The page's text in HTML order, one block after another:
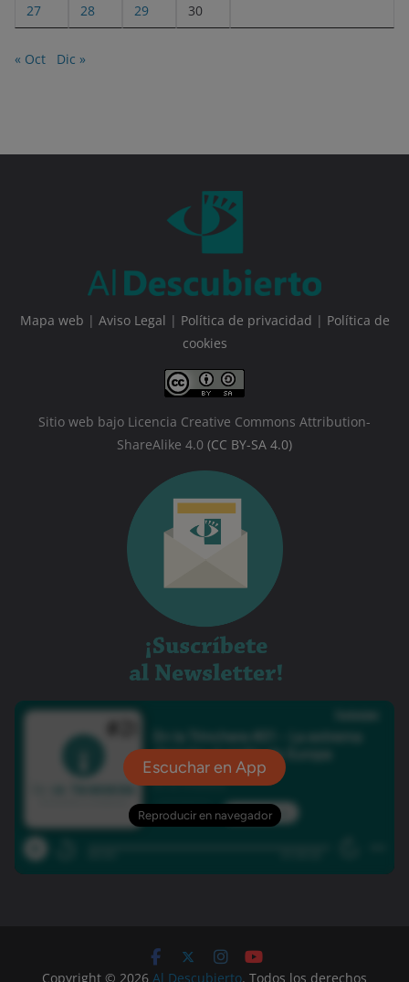
27 28 29 30
« Oct Dic »
Mapa web | Aviso Legal | Política de privacidad | Política de
cookies
Sitio web bajo Licencia Creative Commons Attribution-
ShareAlike 4.0 (CC BY-SA 4.0)
Copyright © 2026 Al Descubierto. Todos los derechos